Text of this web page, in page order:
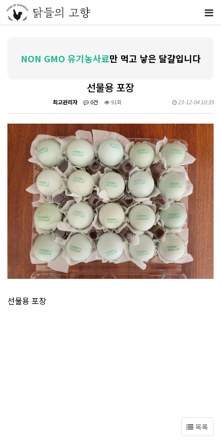
NON GMO 유기농사료만 먹고 낳은 달걀입니다
선물용 포장
최고관리자 0건 91회 23-12-04 10:35
선물용 포장
목록